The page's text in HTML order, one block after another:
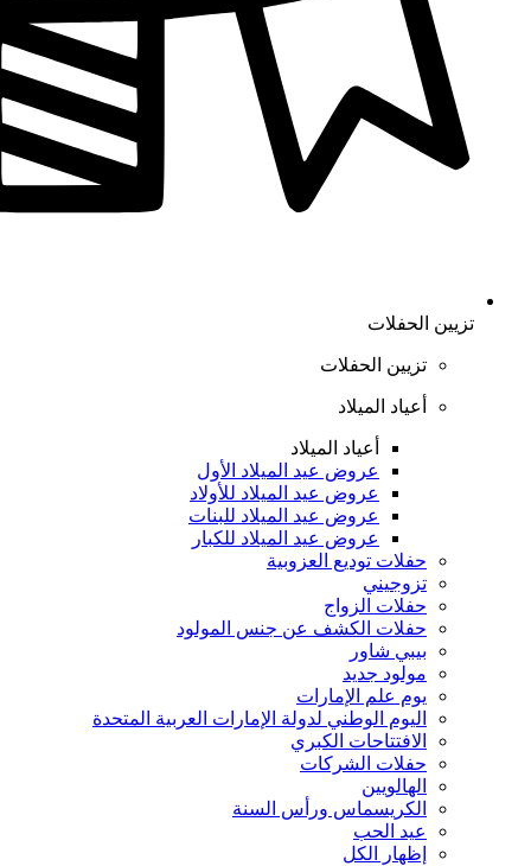
تزيين الحفلات
تزيين الحفلات
أعياد الميلاد
أعياد الميلاد
عروض عيد الميلاد الأول
عروض عيد الميلاد للأولاد
عروض عيد الميلاد للبنات
عروض عيد الميلاد للكبار
حفلات توديع العزوبية
تزوجيني
حفلات الزواج
حفلات الكشف عن جنس المولود
بيبي شاور
مولود جديد
يوم علم الإمارات
اليوم الوطني لدولة الإمارات العربية المتحدة
الافتتاحات الكبري
حفلات الشركات
الهالويين
الكريسماس ورأس السنة
عيد الحب
إظهار الكل